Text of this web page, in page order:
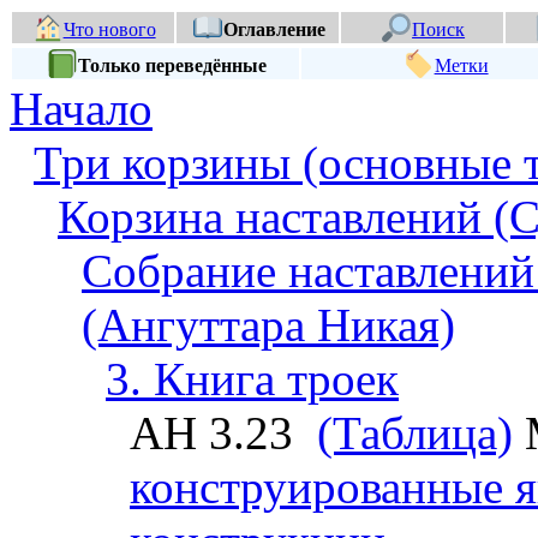
Что нового Оглавление
Поиск
Только переведённые
Метки
Начало
Три корзины (основные
Корзина наставлений
Собрание
(Ангуттара Никая)
3. Книга троек
АН 3.23 (Таблица)
конструированные